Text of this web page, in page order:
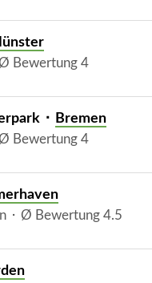
Bewertung 4
⬝ Bremen
Bewertung 4
⬝ Ø Bewertung 4.5